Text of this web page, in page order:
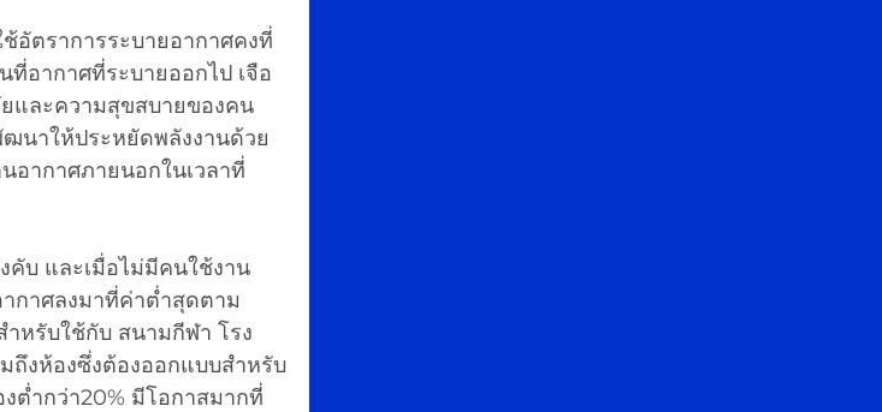
อัตราการระบายอากาศคงที่
อากาศที่ระบายออกไป เจือ
และความสุขสบายของคน
นาให้ประหยัดพลังงานด้วย
อากาศภายนอกในเวลาที่
บ และเมื่อไม่มีคนใช้งาน
กาศลงมาที่ค่าต่ำสุดตาม
ำหรับใช้กับ สนามกีฬา โรง
ถึงห้องซึ่งต้องออกแบบสำหรับ
ต่ำกว่า20% มีโอกาสมากที่